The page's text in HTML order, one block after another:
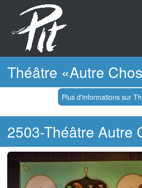
principal
Théâtre «Autre
Plus d'informations sur
2503-Théâtre Autre
Image